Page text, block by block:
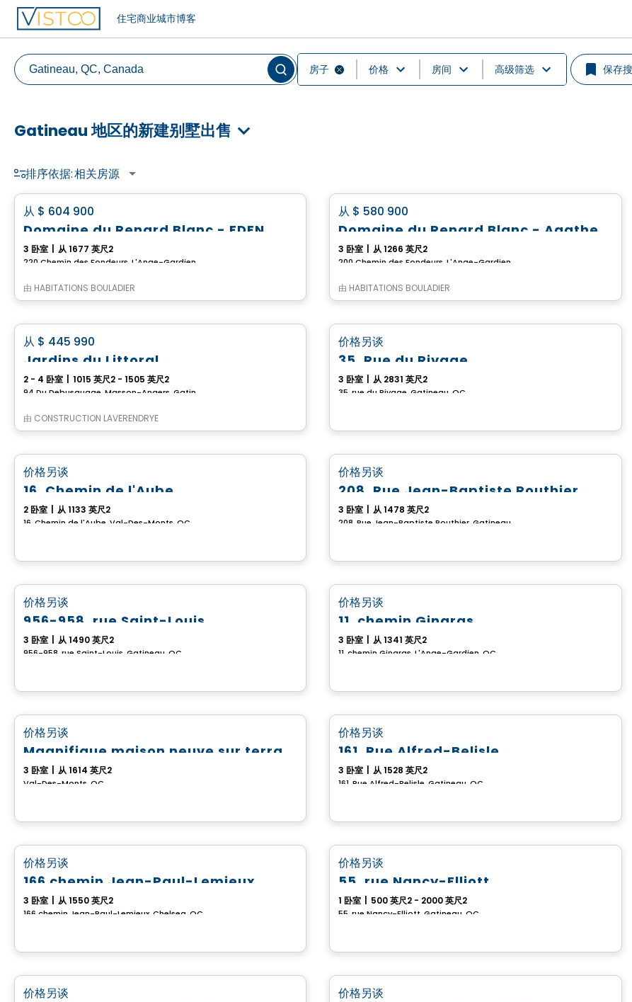
住宅商业城市博客
房子 价格 房间 高级筛选 保存
Gatineau 地区的新建别墅出售
排序依据:相关房源
从 $ 604 900
Domaine du Renard Blanc - EDEN
3 卧室 从 1677 英尺2
由 HABITATIONS BOULADIER
从 $ 580 900
Domaine du Renard Blanc - Agathe
3 卧室 从 1266 英尺2
由 HABITATIONS BOULADIER
房子
从 $ 445 990
Jardins du Littoral
2 - 4 卧室 1015 英尺2 - 1505 英尺2
由 CONSTRUCTION LAVÉRENDRYE
房子
价格另谈
35, Rue du Rivage
3 卧室 从 2831 英尺2
35, rue du Rivage, Gatineau, QC
房子
价格另谈
16, Chemin de l'Aube
2 卧室 从 1133 英尺2
16, Chemin de l'Aube, Val-Des-Monts, QC
房子
价格另谈
208, Rue Jean-Baptiste Routhier
3 卧室 从 1478 英尺2
房子
价格另谈
956-958, rue Saint-Louis
3 卧室 从 1490 英尺2
956-958, rue Saint-Louis, Gatineau, QC
房子
价格另谈
11, chemin Gingras
3 卧室 从 1341 英尺2
11, chemin Gingras, L'Ange-Gardien, QC
房子
价格另谈
3 卧室 从 1614 英尺2
Val-Des-Monts, QC
房子
价格另谈
161, Rue Alfred-Belisle
3 卧室 从 1528 英尺2
161, Rue Alfred-Belisle, Gatineau, QC
房子
价格另谈
166 chemin Jean-Paul-Lemieux
3 卧室 从 1550 英尺2
166 chemin Jean-Paul-Lemieux, Chelsea, QC
房子
价格另谈
55, rue Nancy-Elliott
1 卧室 500 英尺2 - 2000 英尺2
55, rue Nancy-Elliott, Gatineau, QC
房子
价格另谈
房子
价格另谈